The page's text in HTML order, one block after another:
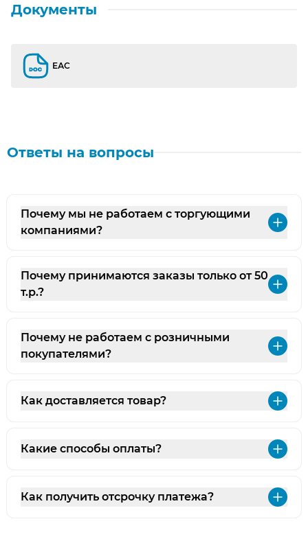
Документы
ЕАС
Ответы на вопросы
Почему мы не работаем с торгующими
компаниями?
Почему принимаются заказы только от 50
т.р.?
Почему не работаем с розничными
покупателями?
Как доставляется товар?
Какие способы оплаты?
Как получить отсрочку платежа?